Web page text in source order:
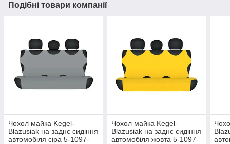
Подібні товари компанії
Чохол майка Kegel-
Błazusiak на заднє сидіння
автомобіля сіра 5-1097-
Чохол майка Kegel-
Blazusiak на заднє сидіння
автомобіля жовта 5-1097-